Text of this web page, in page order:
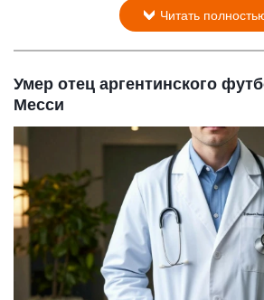
Читать
Умер отец аргентинского
Месси